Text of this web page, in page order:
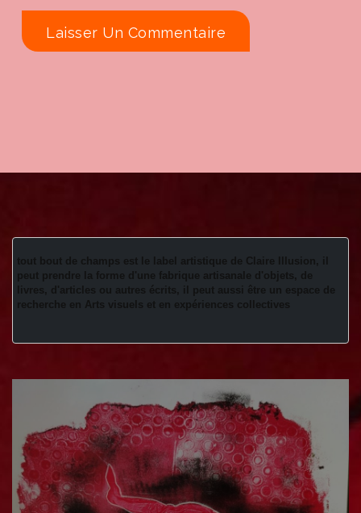
tout bout de champs est le label artistique de Claire Illusion, il
peut prendre la forme d'une fabrique artisanale d'objets, de
livres, d'articles ou autres écrits, il peut aussi être un espace de
recherche en Arts visuels et en expériences collectives